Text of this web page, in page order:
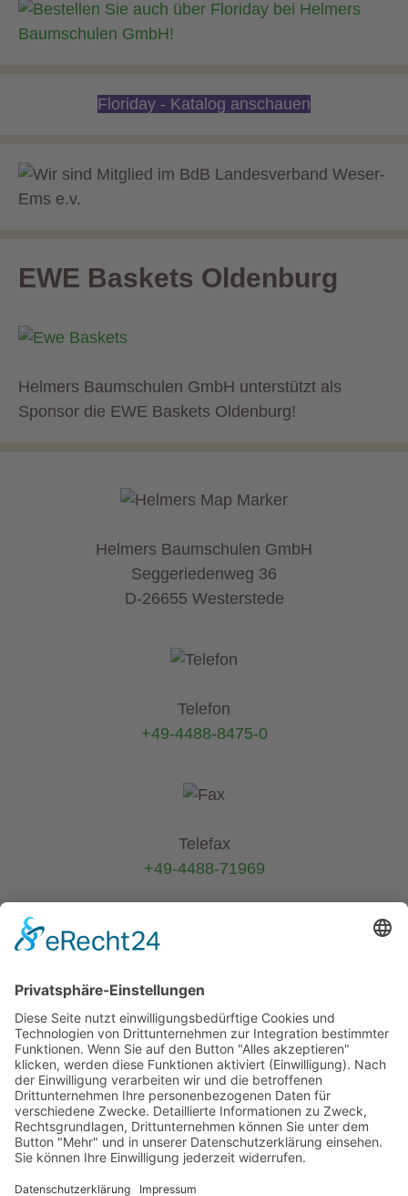
Floriday - Katalog anschauen
EWE Baskets Oldenburg
Helmers Baumschulen GmbH unterstützt als
Sponsor die EWE Baskets Oldenburg!
Helmers Baumschulen GmbH
Seggeriedenweg 36
D-26655 Westerstede
Telefon
+49-4488-8475-0
Telefax
+49-4488-71969
info@helmers.de
Kein Pflanzenverkauf an Privatkunden-
Verkauf ausschließlich an Pflanzen-
Wiederverkäufer (B2B)
Alle Texte und Fotos sind urheberrechtlich